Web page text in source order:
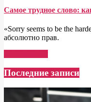
Самое трудное слово:
«Sorry seems to be the
абсолютно прав.
Последние записи